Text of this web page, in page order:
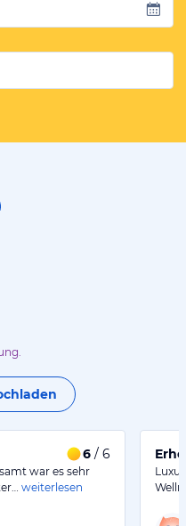
6 / 6
war es sehr
weiterlesen